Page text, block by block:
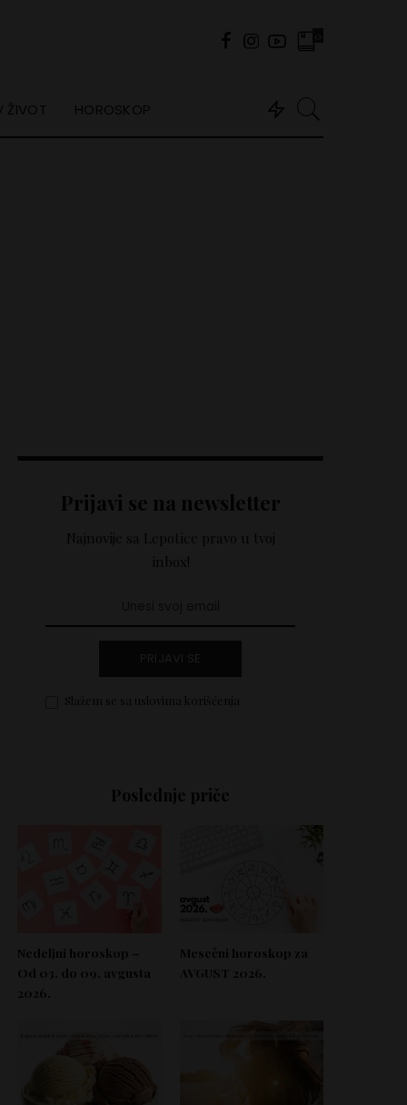
ŽIVOT HOROSKOP
Prijavi se na newsletter
Najnovije sa Lepotice pravo u tvoj
inbox!
Slažem se sa uslovima korišćenja
Poslednje priče
Nedeljni horoskop –
Od 03. do 09. avgusta
2026.
Mesečni horoskop za
AVGUST 2026.